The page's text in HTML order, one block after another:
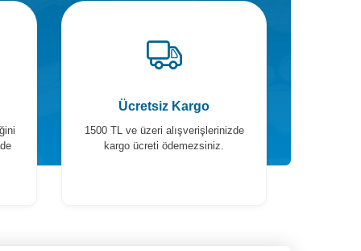
Ücretsiz Kargo
1500 TL ve üzeri alışverişlerinizde
kargo ücreti ödemezsiniz.